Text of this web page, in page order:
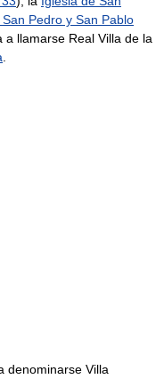
Pedro y San Pablo
llamarse Real Villa de la
denominarse Villa